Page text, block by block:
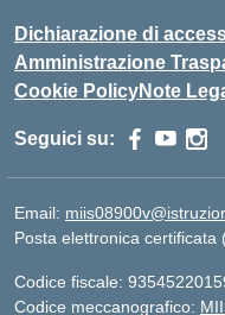
Dichiarazione di
Amministrazione
Cookie PolicyNote
Seguici su:
Email:
Posta elettronica certificata
Codice fiscale:
Codice meccanografico: